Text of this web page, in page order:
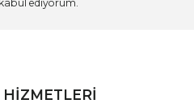
ediyorum.